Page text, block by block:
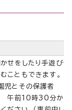
せをしたり手遊びや
こともできます。
児とその保護者
午前10時30分から